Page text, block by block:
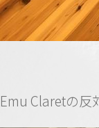
Emu Claretの反